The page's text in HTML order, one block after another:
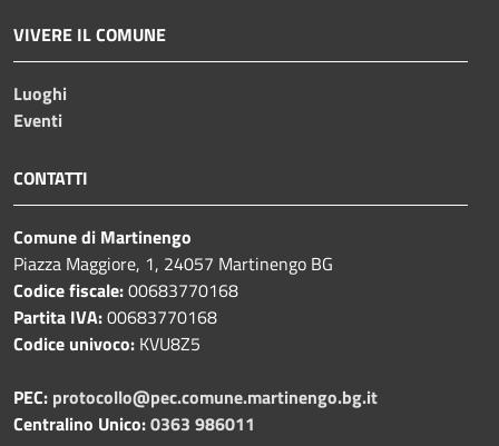
VIVERE IL COMUNE
Luoghi
Eventi
CONTATTI
Comune di Martinengo
Piazza Maggiore, 1, 24057 Martinengo BG
Codice fiscale:00683770168
Partita IVA:00683770168
Codice univoco: KVU8Z5
PEC: protocollo@pec.comune.martinengo.bg.it
Centralino Unico:0363 986011